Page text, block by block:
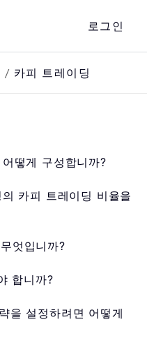
로그인
/ 카피 트레이딩
떻게 구성합니까?
카피 트레이딩 비율을
엇입니까?
합니까?
을 설정하려면 어떻게